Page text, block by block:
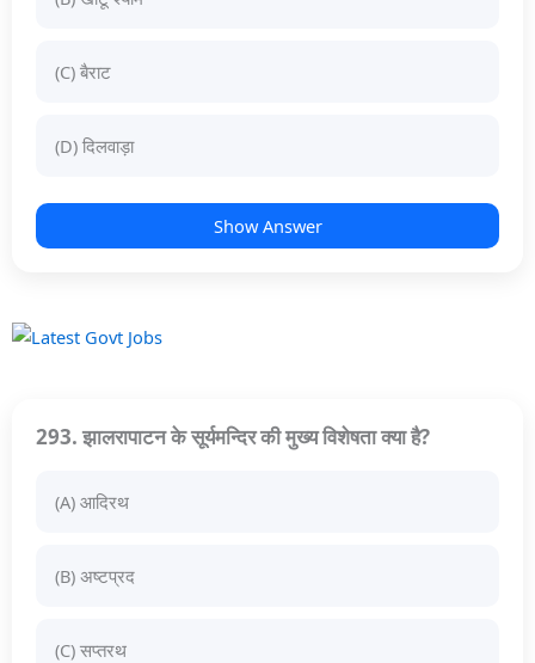
(C) बैराट
(D) दिलवाड़ा
Show Answer
293. झालरापाटन के सूर्यमन्दिर की मुख्य विशेषता क्या है?
(A) आदिरथ
(B) अष्टप्रद
(C) सप्तरथ